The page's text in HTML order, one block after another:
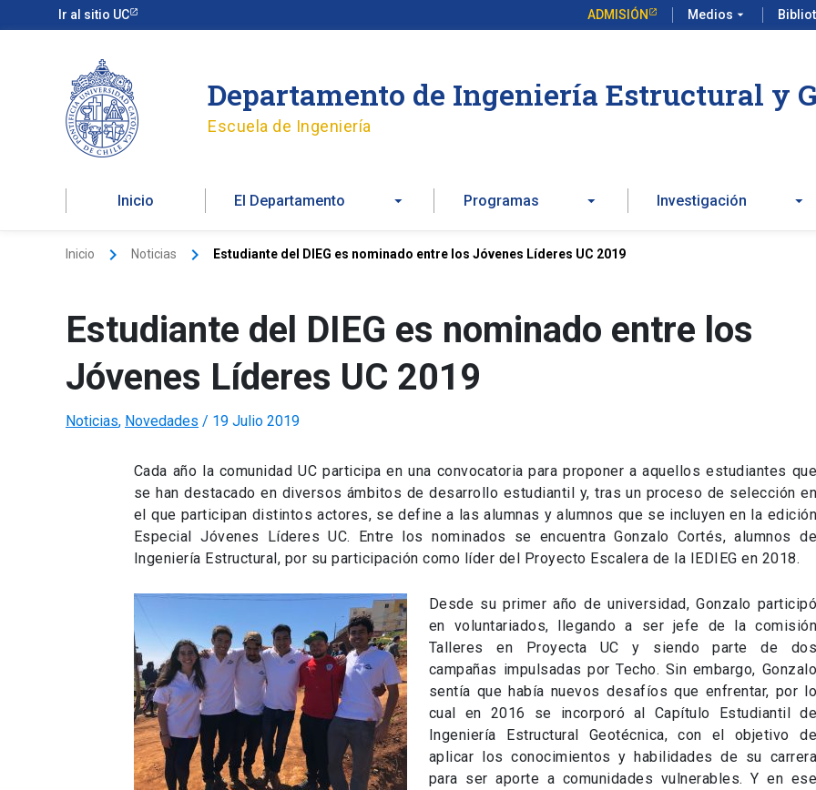
Ir al sitio UC ADMISIÓN Medios arrow_drop_down
al
Departamento de Ingeniería Estructural y
Escuela de Ingeniería
Inicio El Departamento Programas Investigación
Inicio Noticias Estudiante del DIEG es nominado entre los Jóvenes Líderes UC 2019
Estudiante del DIEG es nominado entre los
Jóvenes Líderes UC 2019
Noticias, Novedades / 19 Julio 2019
Cada año la comunidad UC participa en una convocatoria para proponer a aquellos estudiantes que
se han destacado en diversos ámbitos de desarrollo estudiantil y, tras un proceso de selección en
el que participan distintos actores, se define a las alumnas y alumnos que se incluyen en la edición
Especial Jóvenes Líderes UC. Entre los nominados se encuentra Gonzalo Cortés, alumnos de
Ingeniería Estructural, por su participación como líder del Proyecto Escalera de la IEDIEG en 2018.
Desde su primer año de universidad, Gonzalo participó
en voluntariados, llegando a ser jefe de la comisión
Talleres en Proyecta UC y siendo parte de dos
campañas impulsadas por Techo. Sin embargo, Gonzalo
sentía que había nuevos desafíos que enfrentar, por lo
cual en 2016 se incorporó al Capítulo Estudiantil de
Ingeniería Estructural Geotécnica, con el objetivo de
aplicar los conocimientos y habilidades de su carrera
para ser aporte a comunidades vulnerables. Y en ese